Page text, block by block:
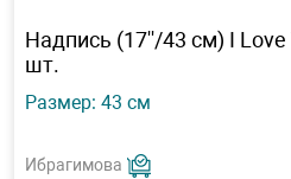
Надпись (17''/43 см) I Love
шт.
Размер: 43 см
Ибрагимова